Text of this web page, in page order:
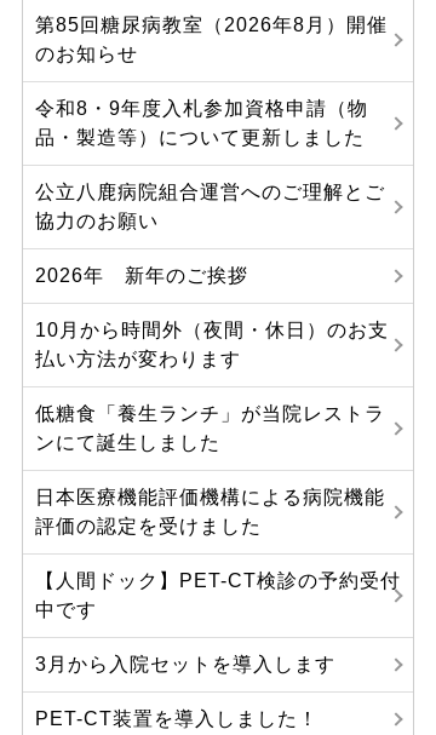
第85回糖尿病教室（2026年8月）開催
のお知らせ
令和8・9年度入札参加資格申請（物
品・製造等）について更新しました
公立八鹿病院組合運営へのご理解とご
協力のお願い
2026年 新年のご挨拶
10月から時間外（夜間・休日）のお支
払い方法が変わります
低糖食「養生ランチ」が当院レストラ
ンにて誕生しました
日本医療機能評価機構による病院機能
評価の認定を受けました
【人間ドック】PET-CT検診の予約受付
中です
3月から入院セットを導入します
PET-CT装置を導入しました！